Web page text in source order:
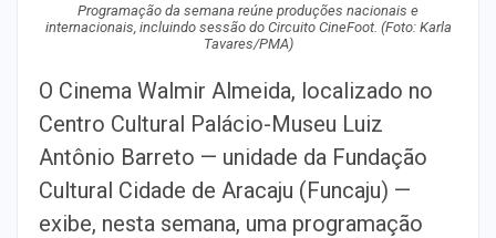
Programação da semana reúne produções nacionais e
internacionais, incluindo sessão do Circuito CineFoot. (Foto: Karla
Tavares/PMA)
O Cinema Walmir Almeida, localizado no
Centro Cultural Palácio-Museu Luiz
Antônio Barreto — unidade da Fundação
Cultural Cidade de Aracaju (Funcaju) —
exibe, nesta semana, uma programação